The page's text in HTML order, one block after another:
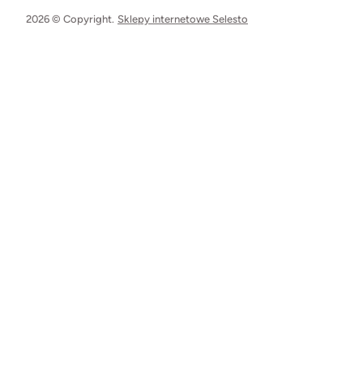
2026 © Copyright. Sklepy internetowe Selesto